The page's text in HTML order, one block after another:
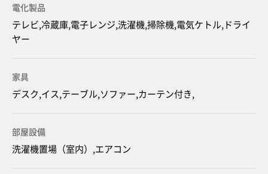
電化製品
テレビ,冷蔵庫,電子レンジ,洗濯機,掃除機,電気ケトル,ドライ
ヤー
家具
デスク,イス,テーブル,ソファー,カーテン付き,
部屋設備
洗濯機置場（室内）,エアコン